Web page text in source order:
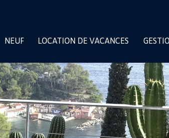
NEUF LOCATION DE VACANCES